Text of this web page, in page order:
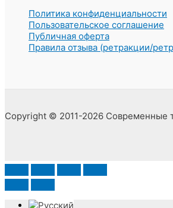
Политика конфиденциальности
Пользовательское соглашение
Публичная оферта
Правила отзыва (ретракции/
Copyright © 2011-2026 Современные